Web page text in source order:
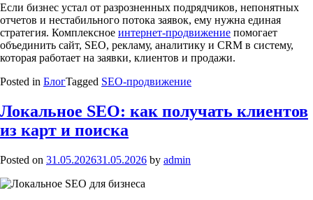
Если бизнес устал от разрозненных подрядчиков, непонятных
отчетов и нестабильного потока заявок, ему нужна единая
стратегия. Комплексное интернет-продвижение помогает
объединить сайт, SEO, рекламу, аналитику и CRM в систему,
которая работает на заявки, клиентов и продажи.
Posted in БлогTagged SEO-продвижение
Локальное SEO: как получать клиентов
из карт и поиска
Posted on 31.05.202631.05.2026 by admin